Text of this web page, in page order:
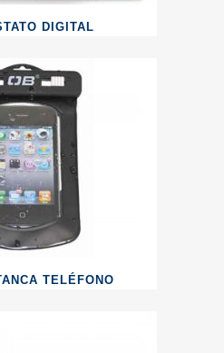
DIGITAL
TELÉFONO